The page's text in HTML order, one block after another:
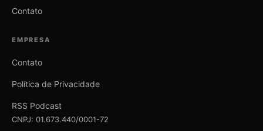
Contato
EMPRESA
Contato
Política de Privacidade
RSS Podcast
CNPJ: 01.673.440/0001-72